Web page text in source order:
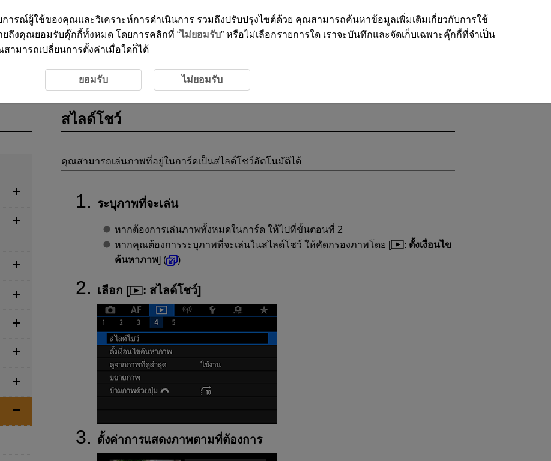
ว์
สไลด์โชว์
คุณสามารถเล่นภาพที่อยู่ในการ์ดเป็นสไลด์โชว์อัตโนมัติได้
ระบุภาพที่จะเล่น
หากต้องการเล่นภาพทั้งหมดในการ์ด ให้ไปที่ขั้นตอนที่ 2
หากคุณต้องการระบุภาพที่จะเล่นในสไลด์โชว์ ให้คัดกรองภาพโดย [
: ตั้งเงื่อนไข
ค้นหาภาพ] ( )
เลือก [ : สไลด์โชว์]
ตั้งค่าการแสดงภาพตามที่ต้องการ
การณ์ผู้ใช้ของคุณและวิเคราะห์การดำเนินการ รวมถึงปรับปรุงไซต์ด้วย คุณสามารถค้นหาข้อมูลเพิ่มเติมเกี่ยวกับการใช้
ยถึงคุณยอมรับคุ๊กกี้ทั้งหมด โดยการคลิกที่ “ไม่ยอมรับ” หรือไม่เลือกรายการใด เราจะบันทึกและจัดเก็บเฉพาะคุ๊กกี้ที่จำเป็น
ามารถเปลี่ยนการตั้งค่าเมื่อใดก็ได้
ยอมรับ ไม่ยอมรับ